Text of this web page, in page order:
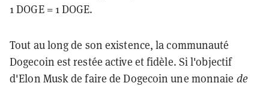
1 DOGE = 1 DOGE.
Tout au long de son existence, la communauté
Dogecoin est restée active et fidèle. Si l'objectif
d'Elon Musk de faire de Dogecoin une monnaie de